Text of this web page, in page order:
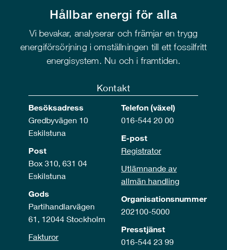
Hållbar energi för alla
Vi bevakar, analyserar och främjar en trygg
energiförsörjning i omställningen till ett fossilfritt
energisystem. Nu och i framtiden.
Kontakt
Besöksadress
Gredbyvägen 10
Eskilstuna
Post
Box 310, 631 04
Eskilstuna
Gods
Partihandlarvägen
61, 12044 Stockholm
Fakturor
Telefon (växel)
016-544 20 00
E-post
Registrator
Utlämnande av
allmän handling
Organisationsnummer
202100-5000
Presstjänst
016-544 23 99